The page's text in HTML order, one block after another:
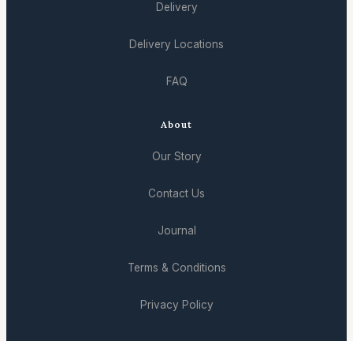
Delivery
Delivery Locations
FAQ
About
Our Story
Contact Us
Journal
Terms & Conditions
Privacy Policy